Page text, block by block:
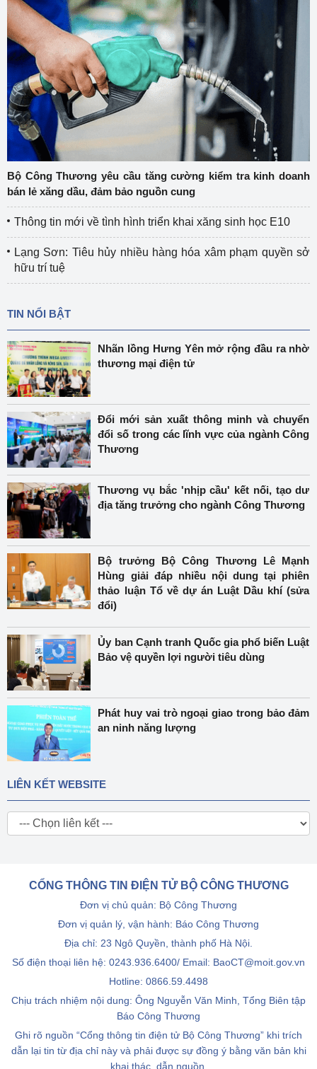
Bộ Công Thương yêu cầu tăng cường kiểm tra kinh doanh
bán lẻ xăng dầu, đảm bảo nguồn cung
Thông tin mới về tình hình triển khai xăng sinh học E10
Lạng Sơn: Tiêu hủy nhiều hàng hóa xâm phạm quyền sở
hữu trí tuệ
TIN NỔI BẬT
Nhãn lồng Hưng Yên mở rộng đầu ra nhờ
thương mại điện tử
Đổi mới sản xuất thông minh và chuyển
đổi số trong các lĩnh vực của ngành Công
Thương
Thương vụ bắc 'nhịp cầu' kết nối, tạo dư
địa tăng trưởng cho ngành Công Thương
Bộ trưởng Bộ Công Thương Lê Mạnh
Hùng giải đáp nhiều nội dung tại phiên
thảo luận Tổ về dự án Luật Dầu khí (sửa
đổi)
Ủy ban Cạnh tranh Quốc gia phổ biến Luật
Bảo vệ quyền lợi người tiêu dùng
Phát huy vai trò ngoại giao trong bảo đảm
an ninh năng lượng
LIÊN KẾT WEBSITE
CỔNG THÔNG TIN ĐIỆN TỬ BỘ CÔNG THƯƠNG
Đơn vị chủ quản: Bộ Công Thương
Đơn vị quản lý, vận hành: Báo Công Thương
Địa chỉ: 23 Ngô Quyền, thành phố Hà Nội.
Số điện thoại liên hệ: 0243.936.6400/ Email: BaoCT@moit.gov.vn
Hotline: 0866.59.4498
Chịu trách nhiệm nội dung: Ông Nguyễn Văn Minh, Tổng Biên tập
Báo Công Thương
Ghi rõ nguồn “Cổng thông tin điện tử Bộ Công Thương” khi trích
dẫn lại tin từ địa chỉ này và phải được sự đồng ý bằng văn bản khi
khai thác, dẫn nguồn.